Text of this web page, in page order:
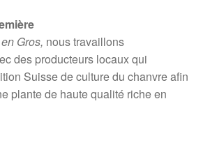
Gros, nous travaillons
des producteurs locaux qui
Suisse de culture du chanvre afin
plante de haute qualité riche en